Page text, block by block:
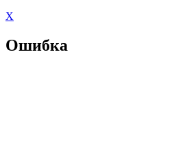
X
Ошибка